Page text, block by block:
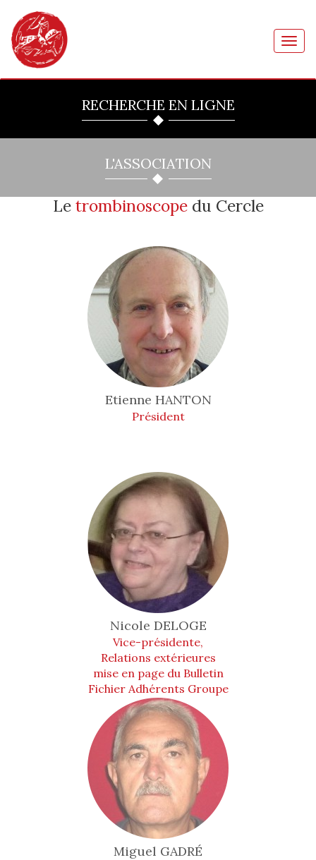
RECHERCHE EN LIGNE
L'ASSOCIATION
Le trombinoscopedu Cercle
Etienne HANTON
Président
Nicole DELOGE
Vice-présidente,
Relations extérieures
mise en page du Bulletin
Fichier Adhérents Groupe
Animation
Miguel GADRÉ